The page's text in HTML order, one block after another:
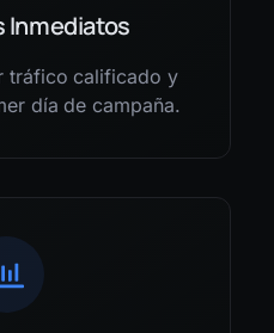
Inmediatos
tráfico calificado y
día de campaña.